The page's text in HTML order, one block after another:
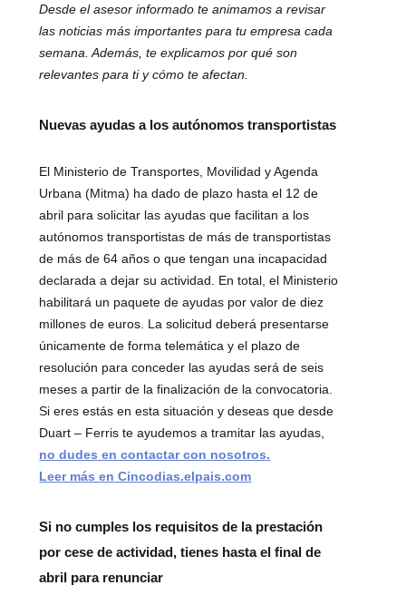
Desde el asesor informado te animamos a revisar
las noticias más importantes para tu empresa cada
semana. Además, te explicamos por qué son
relevantes para ti y cómo te afectan.
Nuevas ayudas a los autónomos transportistas
El Ministerio de Transportes, Movilidad y Agenda
Urbana (Mitma) ha dado de plazo hasta el 12 de
abril para solicitar las ayudas que facilitan a los
autónomos transportistas de más de transportistas
de más de 64 años o que tengan una incapacidad
declarada a dejar su actividad. En total, el Ministerio
habilitará un paquete de ayudas por valor de diez
millones de euros. La solicitud deberá presentarse
únicamente de forma telemática y el plazo de
resolución para conceder las ayudas será de seis
meses a partir de la finalización de la convocatoria.
Si eres estás en esta situación y deseas que desde
Duart – Ferris te ayudemos a tramitar las ayudas,
no dudes en contactar con nosotros.
Leer más en Cincodias.elpais.com
Si no cumples los requisitos de la prestación
por cese de actividad, tienes hasta el final de
abril para renunciar